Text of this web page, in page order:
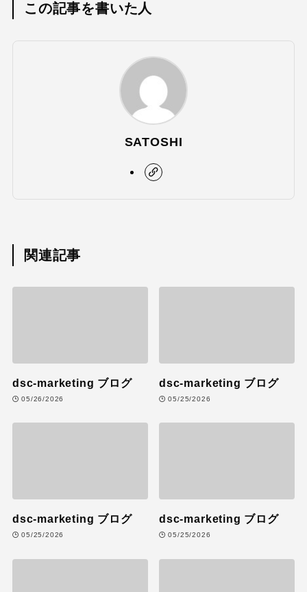
この記事を書いた人
SATOSHI
関連記事
dsc-marketing ブログ
05/26/2026
dsc-marketing ブログ
05/25/2026
dsc-marketing ブログ
05/25/2026
dsc-marketing ブログ
05/25/2026